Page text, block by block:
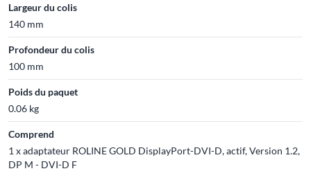
Largeur du colis
140 mm
Profondeur du colis
100 mm
Poids du paquet
0.06 kg
Comprend
1 x adaptateur ROLINE GOLD DisplayPort-DVI-D, actif, Version 1.2,
DP M - DVI-D F